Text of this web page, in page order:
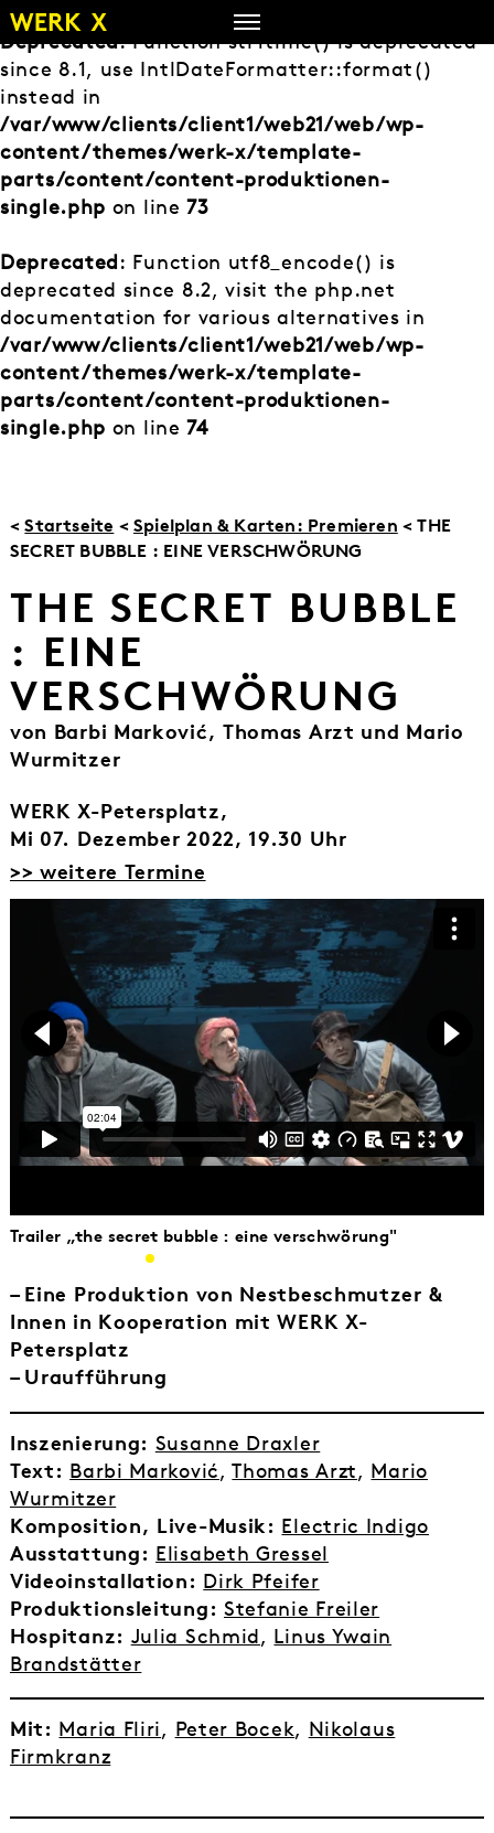
Zum
Inhalt
springen
Deprecated: Function strftime() is deprecated
since 8.1, use IntlDateFormatter::format()
instead in
/var/www/clients/client1/web21/web/wp-
content/themes/werk-x/template-
parts/content/content-produktionen-
single.php on line73
Deprecated: Function utf8_encode() is
deprecated since 8.2, visit the php.net
documentation for various alternatives in
/var/www/clients/client1/web21/web/wp-
content/themes/werk-x/template-
parts/content/content-produktionen-
single.php on line74
<Startseite < Spielplan & Karten: Premieren < THE
SECRET BUBBLE : EINE VERSCHWÖRUNG
THE SECRET BUBBLE
: EINE
VERSCHWÖRUNG
von Barbi Marković, Thomas Arzt und Mario
Wurmitzer
WERK X-Petersplatz,
Mi 07. Dezember 2022, 19.30 Uhr
>> weitere Termine
Trailer „the secret bubble : eine verschwörung"
– Eine Produktion von Nestbeschmutzer &
Innen in Kooperation mit WERK X-
Petersplatz
– Uraufführung
Inszenierung: Susanne Draxler
Text: Barbi Marković,Thomas Arzt, Mario
Wurmitzer
Komposition, Live-Musik: Electric Indigo
Ausstattung: Elisabeth Gressel
Videoinstallation: Dirk Pfeifer
Produktionsleitung: Stefanie Freiler
Hospitanz: Julia Schmid, Linus Ywain
Brandstätter
Mit: Maria Fliri, Peter Bocek, Nikolaus
Firmkranz